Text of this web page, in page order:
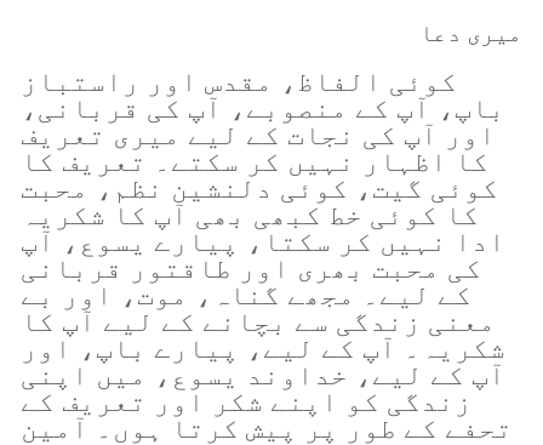
میری دعا
کوئی الفاظ، مقدس اور راستباز
باپ، آپ کے منصوبے، آپ کی قربانی،
اور آپ کی نجات کے لیے میری تعریف
کا اظہار نہیں کر سکتے۔ تعریف کا
کوئی گیت، کوئی دلنشین نظم، محبت
کا کوئی خط کبھی بھی آپ کا شکریہ
ادا نہیں کر سکتا، پیارے یسوع، آپ
کی محبت بھری اور طاقتور قربانی
کے لیے۔ مجھے گناہ، موت، اور بے
معنی زندگی سے بچانے کے لیے آپ کا
شکریہ۔ آپ کے لیے، پیارے باپ، اور
آپ کے لیے، خداوند یسوع، میں اپنی
زندگی کو اپنے شکر اور تعریف کے
تحفے کے طور پر پیش کرتا ہوں۔ آمین